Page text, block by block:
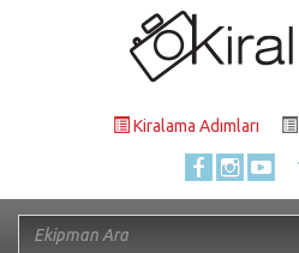
Kiralama Adımları